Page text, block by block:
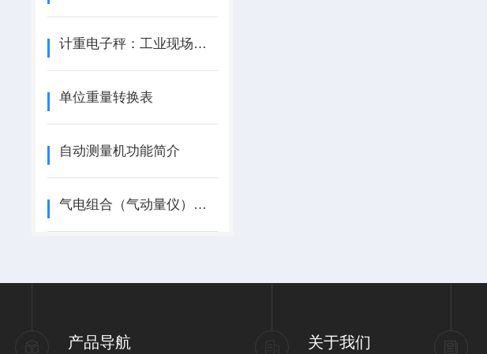
计重电子秤：工业现场的基本称重工具
单位重量转换表
自动测量机功能简介
气电组合（气动量仪）测量技术
产品导航 关于我们